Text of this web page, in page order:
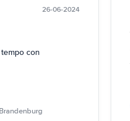
26-06-2024
con